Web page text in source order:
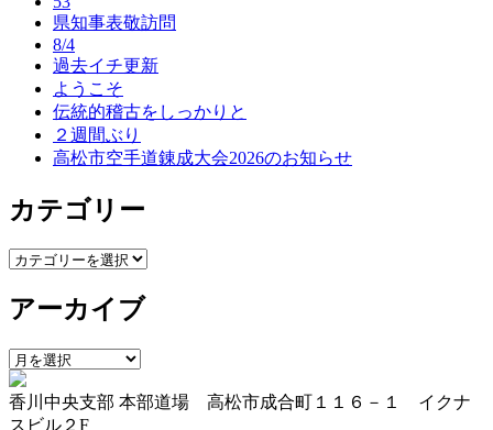
県知事表敬訪問
8/4
過去イチ更新
ようこそ
伝統的稽古をしっかりと
２週間ぶり
高松市空手道錬成大会2026のお知らせ
カテゴリー
カ
ゴ
ー
アーカイブ
ア
ー
カ
香川中央支部 本部道場 高松市成合町１１６－１ イクナ
スビル２F